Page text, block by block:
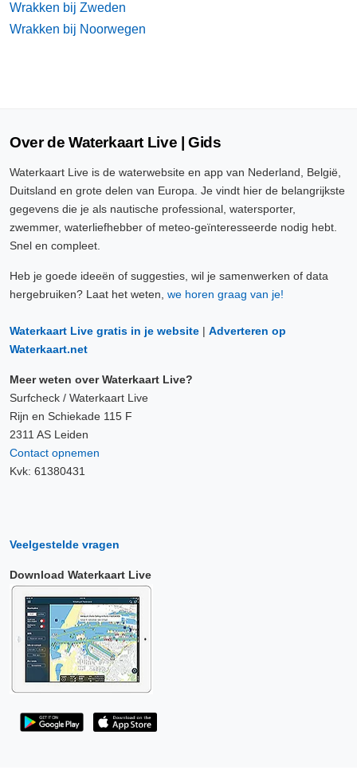
Wrakken bij Zweden
Wrakken bij Noorwegen
Over de Waterkaart Live | Gids
Waterkaart Live is de waterwebsite en app van Nederland, België,
Duitsland en grote delen van Europa. Je vindt hier de belangrijkste
gegevens die je als nautische professional, watersporter,
zwemmer, waterliefhebber of meteo-geïnteresseerde nodig hebt.
Snel en compleet.
Heb je goede ideeën of suggesties, wil je samenwerken of data
hergebruiken? Laat het weten, we horen graag van je!
Waterkaart Live gratis in je website | Adverteren op
Waterkaart.net
Meer weten over Waterkaart Live?
Surfcheck / Waterkaart Live
Rijn en Schiekade 115 F
2311 AS Leiden
Contact opnemen
Kvk: 61380431
Veelgestelde vragen
Download Waterkaart Live